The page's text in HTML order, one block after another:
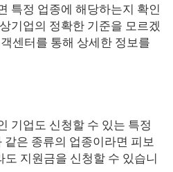
특정 업종에 해당하는지 확인
기업의 정확한 기준을 모르겠
센터를 통해 상세한 정보를
기업도 신청할 수 있는 특정
은 종류의 업종이라면 피보
지원금을 신청할 수 있습니